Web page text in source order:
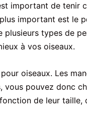
important de tenir
important est le
plusieurs types de
à vos oiseaux.
oiseaux. Les
pouvez donc
de leur taille,